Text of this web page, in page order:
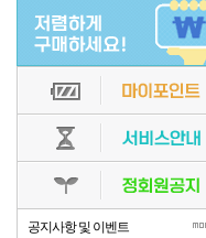
공지사항 및 이벤트